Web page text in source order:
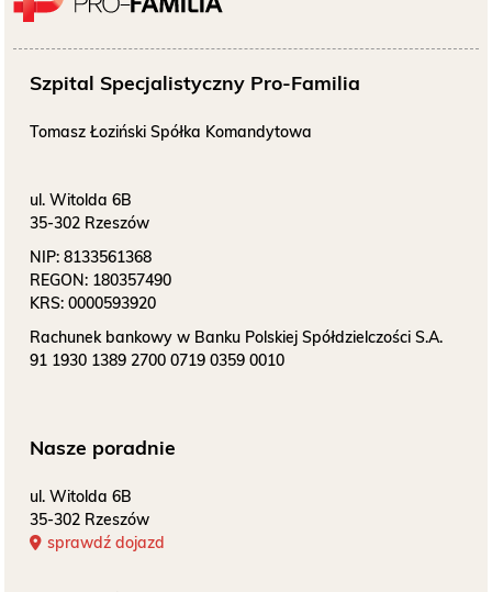
Szpital Specjalistyczny Pro-Familia
Tomasz Łoziński Spółka Komandytowa
ul. Witolda 6B
35-302 Rzeszów
NIP: 8133561368
REGON: 180357490
KRS: 0000593920
Rachunek bankowy w Banku Polskiej Spółdzielczości S.A.
91 1930 1389 2700 0719 0359 0010
Nasze poradnie
ul. Witolda 6B
35-302 Rzeszów
sprawdź dojazd